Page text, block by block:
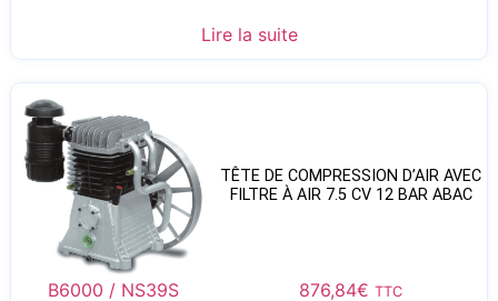
Lire la suite
TÊTE DE COMPRESSION D’AIR AVEC
FILTRE À AIR 7.5 CV 12 BAR ABAC
B6000 / NS39S 876,84€ TTC